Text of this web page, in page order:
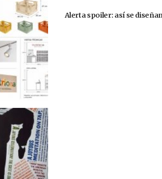
Alerta spoiler: así se